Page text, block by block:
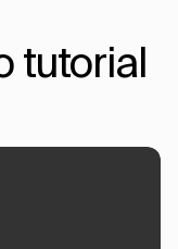
tutorial